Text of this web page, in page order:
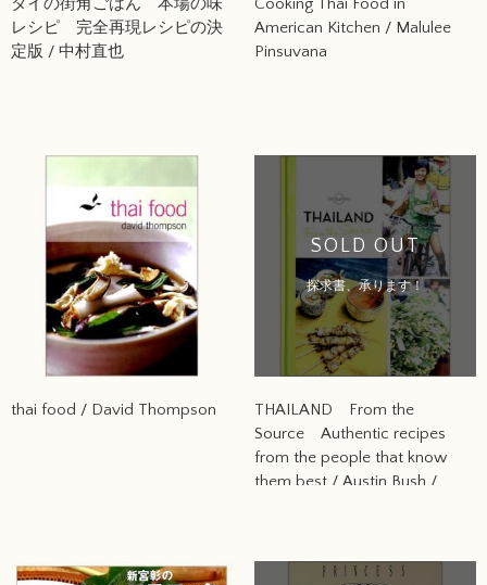
タイの街角ごはん 本場の味
レシピ 完全再現レシピの決
定版 / 中村直也
Cooking Thai Food in
American Kitchen / Malulee
Pinsuvana
thai food / David Thompson
SOLD OUT
探求書、承ります！
THAILAND From the
Source Authentic recipes
from the people that know
them best / Austin Bush /